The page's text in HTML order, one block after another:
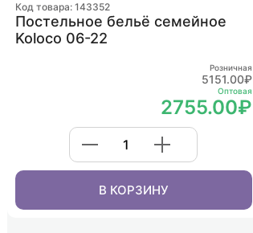
Код товара: 143352
Постельное бельё семейное
Koloco 06-22
Оптовая
2755.00₽
Розничная
5151.00₽
В КОРЗИНУ